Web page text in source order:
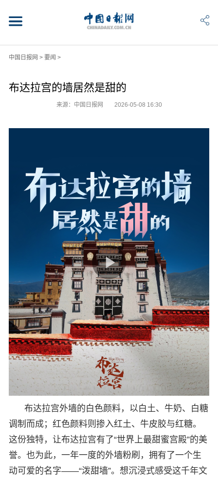
中国日报网 > 要闻 >
布达拉宫的墙居然是甜的
来源：中国日报网 2026-05-08 16:30
布达拉宫外墙的白色颜料，以白土、牛奶、白糖
调制而成；红色颜料则掺入红土、牛皮胶与红糖。
这份独特，让布达拉宫有了“世界上最甜蜜宫殿”的美
誉。也为此，一年一度的外墙粉刷，拥有了一个生
动可爱的名字——“泼甜墙”。想沉浸式感受这千年文